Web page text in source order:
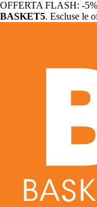
OFFERTA FLASH: -
BASKET5. Escluse le